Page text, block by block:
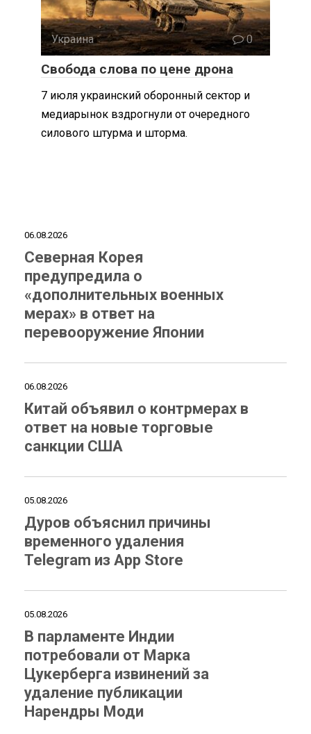
Украина 0
Свобода слова по цене дрона
7 июля украинский оборонный сектор и
медиарынок вздрогнули от очередного
силового штурма и шторма.
06.08.2026
Северная Корея
предупредила о
«дополнительных военных
мерах» в ответ на
перевооружение Японии
06.08.2026
Китай объявил о контрмерах в
ответ на новые торговые
санкции США
05.08.2026
Дуров объяснил причины
временного удаления
Telegram из App Store
05.08.2026
В парламенте Индии
потребовали от Марка
Цукерберга извинений за
удаление публикации
Нарендры Моди